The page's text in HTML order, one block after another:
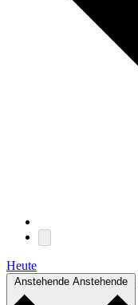
Heute
Anstehende Anstehende